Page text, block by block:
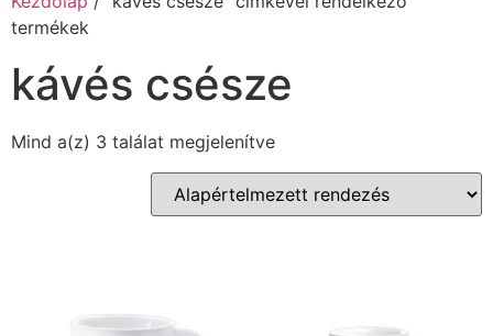
termékek
kávés csésze
Mind a(z) 3 találat megjelenítve